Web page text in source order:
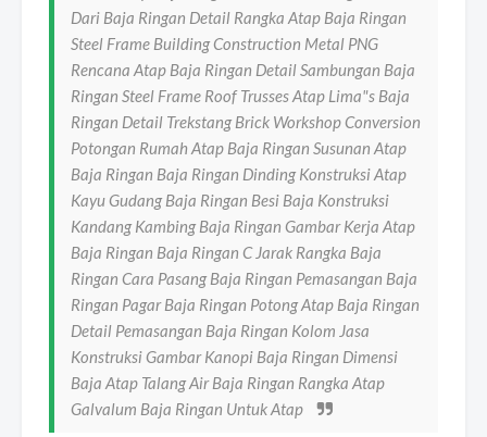
Dari Baja Ringan Detail Rangka Atap Baja Ringan
Steel Frame Building Construction Metal PNG
Rencana Atap Baja Ringan Detail Sambungan Baja
Ringan Steel Frame Roof Trusses Atap Lima"s Baja
Ringan Detail Trekstang Brick Workshop Conversion
Potongan Rumah Atap Baja Ringan Susunan Atap
Baja Ringan Baja Ringan Dinding Konstruksi Atap
Kayu Gudang Baja Ringan Besi Baja Konstruksi
Kandang Kambing Baja Ringan Gambar Kerja Atap
Baja Ringan Baja Ringan C Jarak Rangka Baja
Ringan Cara Pasang Baja Ringan Pemasangan Baja
Ringan Pagar Baja Ringan Potong Atap Baja Ringan
Detail Pemasangan Baja Ringan Kolom Jasa
Konstruksi Gambar Kanopi Baja Ringan Dimensi
Baja Atap Talang Air Baja Ringan Rangka Atap
Galvalum Baja Ringan Untuk Atap